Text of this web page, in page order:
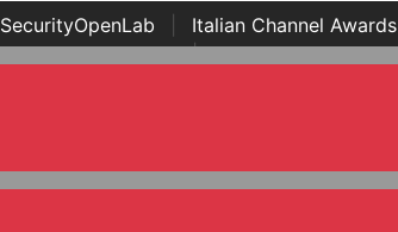
SecurityOpenLab Italian Channel Awards
Awards | ...